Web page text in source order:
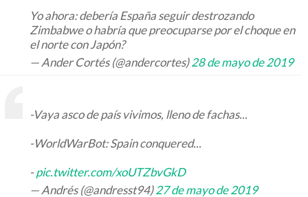
Yo ahora: debería España seguir destrozando
Zimbabwe o habría que preocuparse por el choque en
el norte con Japón?
— Ander Cortés (@andercortes)28 de mayo de 2019
-Vaya asco de país vivimos, lleno de fachas...
-WorldWarBot: Spain conquered...
-pic.twitter.com/xoUTZbvGkD
— Andrés (@andresst94)27 de mayo de 2019